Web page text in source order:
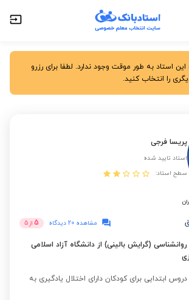
استاد به طور موقت وجود ندارد. لطفا برای رزرو
را انتخاب کنید.
پریسا فرجی
استاد تایید شده
سطح استاد:
مشاهده 20 دیدگاه 5 از 5
(گرایش بالینی) از دانشگاه آزاد اسلامی
دروس ابتدایی برای کودکان دارای اختلال یادگیری به